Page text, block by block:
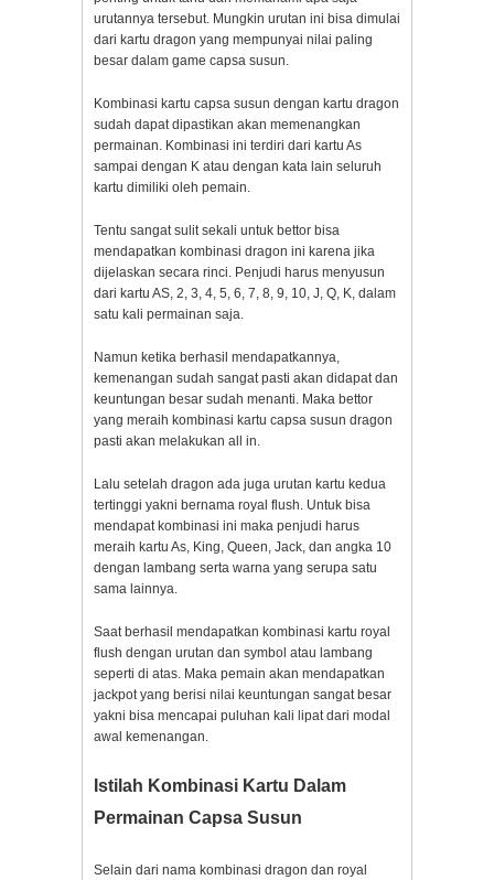
urutannya tersebut. Mungkin urutan ini bisa dimulai
dari kartu dragon yang mempunyai nilai paling
besar dalam game capsa susun.
Kombinasi kartu capsa susun dengan kartu dragon
sudah dapat dipastikan akan memenangkan
permainan. Kombinasi ini terdiri dari kartu As
sampai dengan K atau dengan kata lain seluruh
kartu dimiliki oleh pemain.
Tentu sangat sulit sekali untuk bettor bisa
mendapatkan kombinasi dragon ini karena jika
dijelaskan secara rinci. Penjudi harus menyusun
dari kartu AS, 2, 3, 4, 5, 6, 7, 8, 9, 10, J, Q, K, dalam
satu kali permainan saja.
Namun ketika berhasil mendapatkannya,
kemenangan sudah sangat pasti akan didapat dan
keuntungan besar sudah menanti. Maka bettor
yang meraih kombinasi kartu capsa susun dragon
pasti akan melakukan all in.
Lalu setelah dragon ada juga urutan kartu kedua
tertinggi yakni bernama royal flush. Untuk bisa
mendapat kombinasi ini maka penjudi harus
meraih kartu As, King, Queen, Jack, dan angka 10
dengan lambang serta warna yang serupa satu
sama lainnya.
Saat berhasil mendapatkan kombinasi kartu royal
flush dengan urutan dan symbol atau lambang
seperti di atas. Maka pemain akan mendapatkan
jackpot yang berisi nilai keuntungan sangat besar
yakni bisa mencapai puluhan kali lipat dari modal
awal kemenangan.
Istilah Kombinasi Kartu Dalam
Permainan Capsa Susun
Selain dari nama kombinasi dragon dan royal